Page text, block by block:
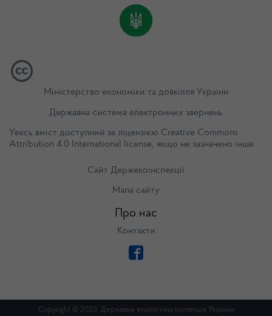
Міністерство економіки та довкілля України
Державна система електронних звернень
Увесь вміст доступний за ліцензією Creative Commons
Attribution 4.0 International license, якщо не зазначено інше.
Сайт Держекоінспекції
Мапа сайту
Про нас
Контакти
Copyright © 2023. Державна екологічна Інспекція України